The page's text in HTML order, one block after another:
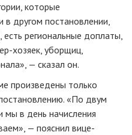
которые
другом постановлении,
региональные доплаты,
хозяек, уборщиц,
— сказал он.
произведены только
«По двум
мы в день начисления
— пояснил вице-